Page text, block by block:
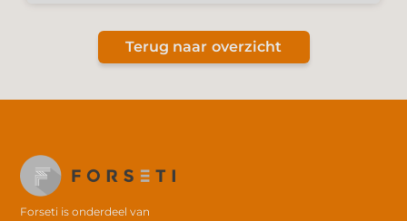
Terug naar overzicht
Forseti is onderdeel van